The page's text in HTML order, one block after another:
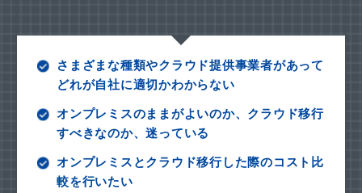
さまざまな種類やクラウド提供事業者があって
どれが自社に適切かわからない
オンプレミスのままがよいのか、クラウド移行
すべきなのか、迷っている
オンプレミスとクラウド移行した際のコスト比
較を行いたい